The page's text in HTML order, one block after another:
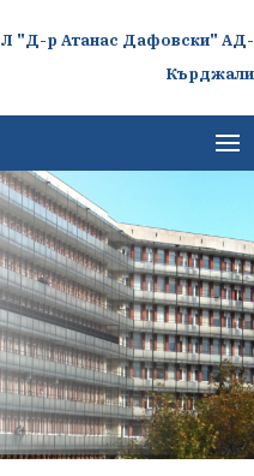
"Д-р Атанас Дафовски" АД-
Кърджали